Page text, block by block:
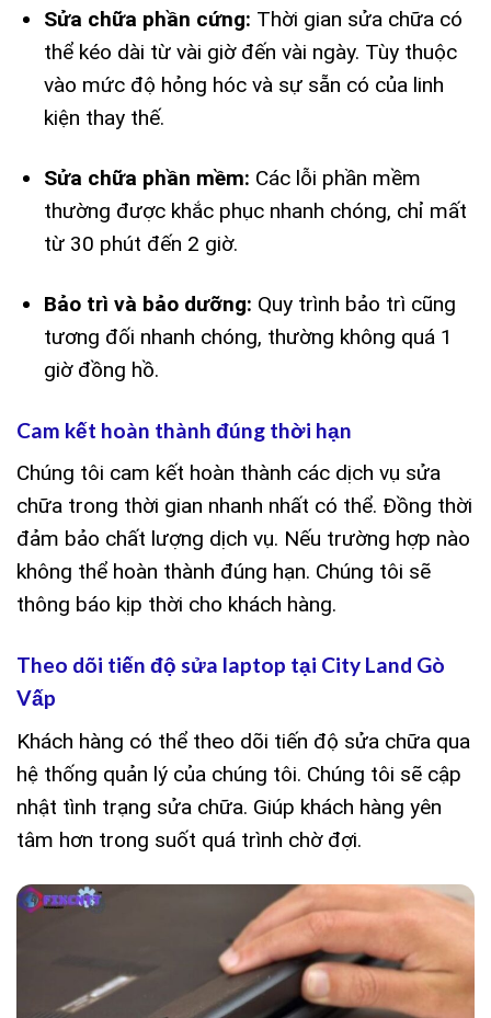
Sửa chữa phần cứng: Thời gian sửa chữa có
thể kéo dài từ vài giờ đến vài ngày. Tùy thuộc
vào mức độ hỏng hóc và sự sẵn có của linh
kiện thay thế.
Sửa chữa phần mềm: Các lỗi phần mềm
thường được khắc phục nhanh chóng, chỉ mất
từ 30 phút đến 2 giờ.
Bảo trì và bảo dưỡng: Quy trình bảo trì cũng
tương đối nhanh chóng, thường không quá 1
giờ đồng hồ.
Cam kết hoàn thành đúng thời hạn
Chúng tôi cam kết hoàn thành các dịch vụ sửa
chữa trong thời gian nhanh nhất có thể. Đồng thời
đảm bảo chất lượng dịch vụ. Nếu trường hợp nào
không thể hoàn thành đúng hạn. Chúng tôi sẽ
thông báo kịp thời cho khách hàng.
Theo dõi tiến độ sửa laptop tại City Land Gò
Vấp
Khách hàng có thể theo dõi tiến độ sửa chữa qua
hệ thống quản lý của chúng tôi. Chúng tôi sẽ cập
nhật tình trạng sửa chữa. Giúp khách hàng yên
tâm hơn trong suốt quá trình chờ đợi.